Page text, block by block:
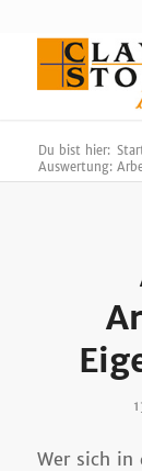
Du bist hier:
Auswertung:
Wer sich in